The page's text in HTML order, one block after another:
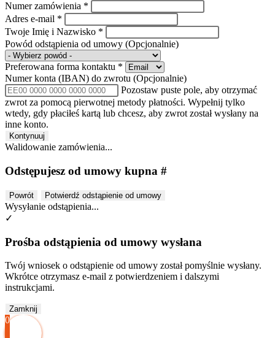
Numer zamówienia *
Adres e-mail *
Twoje Imię i Nazwisko *
Powód odstąpienia od umowy (Opcjonalnie)
Preferowana forma kontaktu *
Numer konta (IBAN) do zwrotu (Opcjonalnie)
Pozostaw puste pole, aby otrzymać
zwrot za pomocą pierwotnej metody płatności. Wypełnij tylko
wtedy, gdy płaciłeś kartą lub chcesz, aby zwrot został wysłany na
inne konto.
Kontynuuj
Walidowanie zamówienia...
Odstępujesz od umowy kupna #
Powrót Potwierdź odstąpienie od umowy
Wysyłanie odstąpienia...
✓
Prośba odstąpienia od umowy wysłana
Twój wniosek o odstąpienie od umowy został pomyślnie wysłany.
Wkrótce otrzymasz e-mail z potwierdzeniem i dalszymi
instrukcjami.
Zamknij
0